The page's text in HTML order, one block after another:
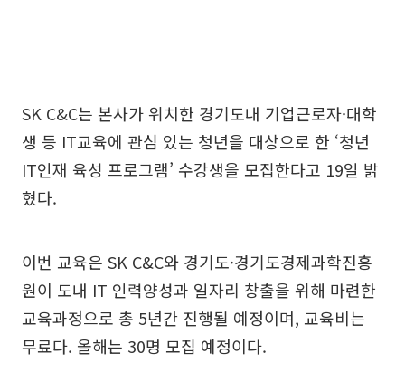
SK C&C는 본사가 위치한 경기도내 기업근로자·대학
생 등 IT교육에 관심 있는 청년을 대상으로 한 ‘청년
IT인재 육성 프로그램’ 수강생을 모집한다고 19일 밝
혔다.
이번 교육은 SK C&C와 경기도·경기도경제과학진흥
원이 도내 IT 인력양성과 일자리 창출을 위해 마련한
교육과정으로 총 5년간 진행될 예정이며, 교육비는
무료다. 올해는 30명 모집 예정이다.